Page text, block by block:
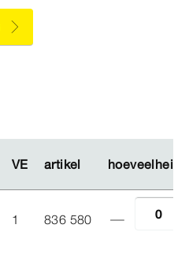
VE artikel hoeveelheid
VE artikel hoeveelheid
1 836 580